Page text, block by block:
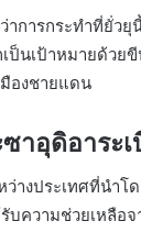
การกระทำที่ยั่ว
ป็นเป้าหมายด้ว
องชายแดน
าอุดิอาระเ
ว่างประเทศที่นำ
บความช่วยเหลื